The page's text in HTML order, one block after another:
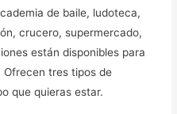
de baile, ludoteca,
crucero, supermercado,
están disponibles para
tres tipos de
que quieras estar.